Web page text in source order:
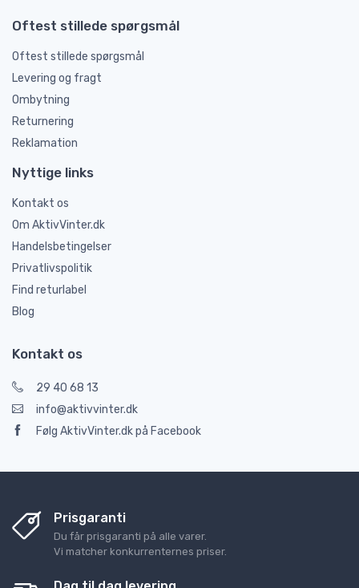
Oftest stillede spørgsmål
Oftest stillede spørgsmål
Levering og fragt
Ombytning
Returnering
Reklamation
Nyttige links
Kontakt os
Om AktivVinter.dk
Handelsbetingelser
Privatlivspolitik
Find returlabel
Blog
Kontakt os
29 40 68 13
info@aktivvinter.dk
Følg AktivVinter.dk på Facebook
Prisgaranti
Du får prisgaranti på alle varer.
Vi matcher konkurrenternes priser.